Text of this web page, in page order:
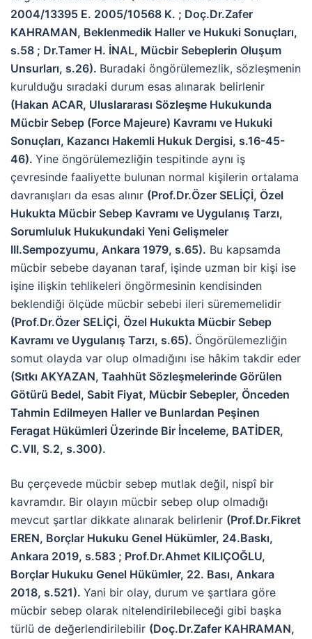
2004/13395 E. 2005/10568 K. ; Doç.Dr.Zafer
KAHRAMAN, Beklenmedik Haller ve Hukuki Sonuçları,
s.58 ; Dr.Tamer H. İNAL, Mücbir Sebeplerin Oluşum
Unsurları, s.26). Buradaki öngörülemezlik, sözleşmenin
kurulduğu sıradaki durum esas alınarak belirlenir
(Hakan ACAR, Uluslararası Sözleşme Hukukunda
Mücbir Sebep (Force Majeure) Kavramı ve Hukuki
Sonuçları, Kazancı Hakemli Hukuk Dergisi, s.16-45-
46). Yine öngörülemezliğin tespitinde aynı iş
çevresinde faaliyette bulunan normal kişilerin ortalama
davranışları da esas alınır (Prof.Dr.Özer SELİÇİ, Özel
Hukukta Mücbir Sebep Kavramı ve Uygulanış Tarzı,
Sorumluluk Hukukundaki Yeni Gelişmeler
III.Sempozyumu, Ankara 1979, s.65). Bu kapsamda
mücbir sebebe dayanan taraf, işinde uzman bir kişi ise
işine ilişkin tehlikeleri öngörmesinin kendisinden
beklendiği ölçüde mücbir sebebi ileri sürememelidir
(Prof.Dr.Özer SELİÇİ, Özel Hukukta Mücbir Sebep
Kavramı ve Uygulanış Tarzı, s.65). Öngörülemezliğin
somut olayda var olup olmadığını ise hâkim takdir eder
(Sıtkı AKYAZAN, Taahhüt Sözleşmelerinde Görülen
Götürü Bedel, Sabit Fiyat, Mücbir Sebepler, Önceden
Tahmin Edilmeyen Haller ve Bunlardan Peşinen
Feragat Hükümleri Üzerinde Bir İnceleme, BATİDER,
C.VII, S.2, s.300).
Bu çerçevede mücbir sebep mutlak değil, nispî bir
kavramdır. Bir olayın mücbir sebep olup olmadığı
mevcut şartlar dikkate alınarak belirlenir (Prof.Dr.Fikret
EREN, Borçlar Hukuku Genel Hükümler, 24.Baskı,
Ankara 2019, s.583 ; Prof.Dr.Ahmet KILIÇOĞLU,
Borçlar Hukuku Genel Hükümler, 22. Bası, Ankara
2018, s.521). Yani bir olay, durum ve şartlara göre
mücbir sebep olarak nitelendirilebileceği gibi başka
türlü de değerlendirilebilir (Doç.Dr.Zafer KAHRAMAN,